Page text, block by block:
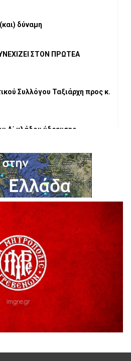
δύναμη
ΣΤΟΝ ΠΡΩΤΕΑ
Συλλόγου Ταξιάρχη προς κ.
του Α΄ κλάδου ύδρευσης
μια μοναδική συναυλία
του «Πολιτιστικού
βραβευμένη ταινία «Μικρές
αλλοδαπός, για κλοπή
Θέατρο “Καστράκι”,
– «Γιορτή Παράδοσης»